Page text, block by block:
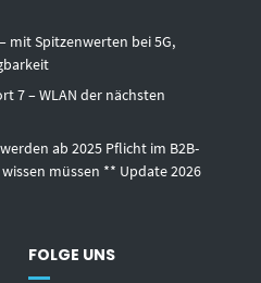
mit Spitzenwerten bei 5G,
7 – WLAN der nächsten
ab 2025 Pflicht im B2B-
müssen ** Update 2026
FOLGE UNS